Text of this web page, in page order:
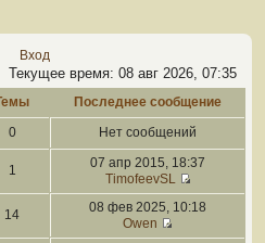
Вход
Текущее время: 08 авг 2026, 07:35
Последнее сообщение
0 Нет сообщений
1
07 апр 2015, 18:37
TimofeevSL
14
08 фев 2025, 10:18
Owen